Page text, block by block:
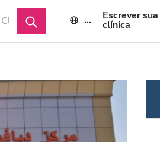
PT Escrever sua
clínica